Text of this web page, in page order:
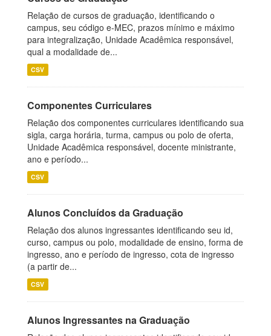
Relação de cursos de graduação, identificando o
campus, seu código e-MEC, prazos mínimo e máximo
para integralização, Unidade Acadêmica responsável,
qual a modalidade de...
CSV
Componentes Curriculares
Relação dos componentes curriculares identificando sua
sigla, carga horária, turma, campus ou polo de oferta,
Unidade Acadêmica responsável, docente ministrante,
ano e período...
CSV
Alunos Concluídos da Graduação
Relação dos alunos ingressantes identificando seu id,
curso, campus ou polo, modalidade de ensino, forma de
ingresso, ano e período de ingresso, cota de ingresso
(a partir de...
CSV
Alunos Ingressantes na Graduação